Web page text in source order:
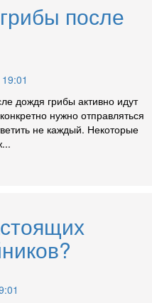
после
дождя грибы активно идут
нужно отправляться
не каждый. Некоторые